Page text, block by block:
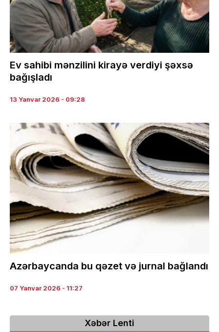
Ev sahibi mənzilini kirayə verdiyi şəxsə
bağışladı
13 Yanvar 2026 - 09:28
Azərbaycanda bu qəzet və jurnal bağlandı
07 Yanvar 2026 - 11:27
Xəbər Lenti